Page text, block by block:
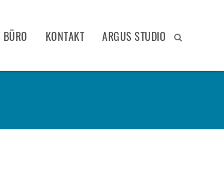
BÜRO KONTAKT ARGUS STUDIO